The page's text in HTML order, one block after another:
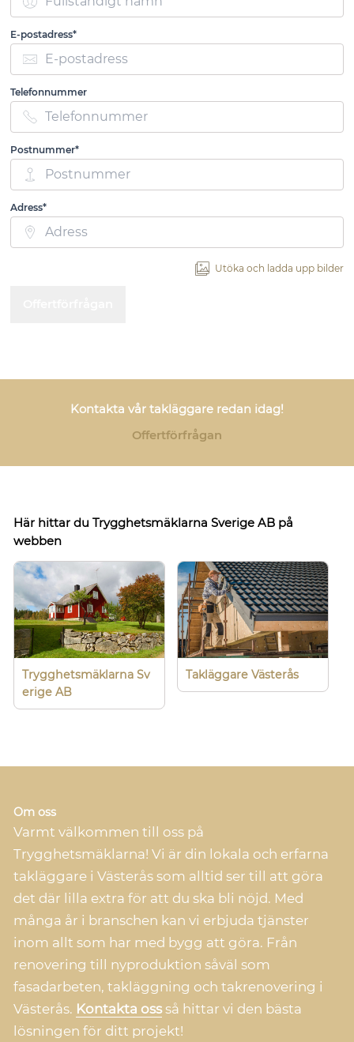
E-postadress*
Telefonnummer
Postnummer*
Adress*
Utöka och ladda upp bilder
Kontakta vår takläggare redan idag!
Offertförfrågan
Här hittar du Trygghetsmäklarna Sverige AB på
webben
Trygghetsmäklarna Sv
erige AB
Takläggare Västerås
Om oss
Varmt välkommen till oss på
Trygghetsmäklarna! Vi är din lokala och erfarna
takläggare i Västerås som alltid ser till att göra
det där lilla extra för att du ska bli nöjd. Med
många år i branschen kan vi erbjuda tjänster
inom allt som har med bygg att göra. Från
renovering till nyproduktion såväl som
fasadarbeten, takläggning och takrenovering i
Västerås. Kontakta ossså hittar vi den bästa
lösningen för ditt projekt!